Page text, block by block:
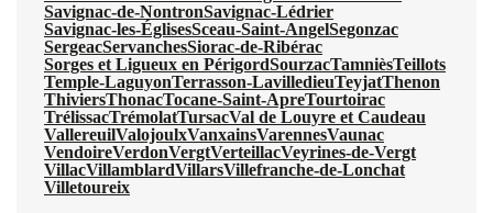
Savignac-de-NontronSavignac-Lédrier
Savignac-les-ÉglisesSceau-Saint-AngelSegonzac
SergeacServanchesSiorac-de-Ribérac
Sorges et Ligueux en PérigordSourzacTamnièsTeillots
Temple-LaguyonTerrasson-LavilledieuTeyjatThenon
ThiviersThonacTocane-Saint-ApreTourtoirac
TrélissacTrémolatTursacVal de Louyre et Caudeau
VallereuilValojoulxVanxainsVarennesVaunac
VendoireVerdonVergtVerteillacVeyrines-de-Vergt
VillacVillamblardVillarsVillefranche-de-Lonchat
Villetoureix